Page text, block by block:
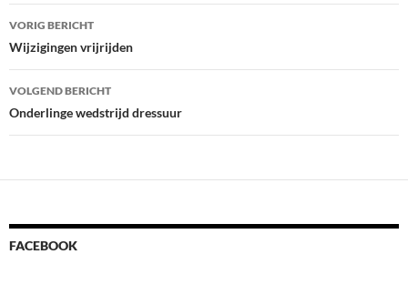
Bericht
navigatie
VORIG BERICHT
Wijzigingen vrijrijden
VOLGEND BERICHT
Onderlinge wedstrijd dressuur
FACEBOOK